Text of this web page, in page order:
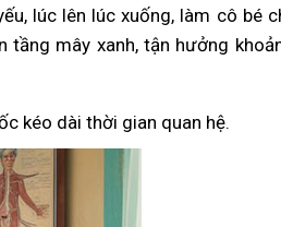
lúc lên lúc xuống, làm cô bé
mây xanh, tận hưởng
kéo dài thời gian quan hệ.